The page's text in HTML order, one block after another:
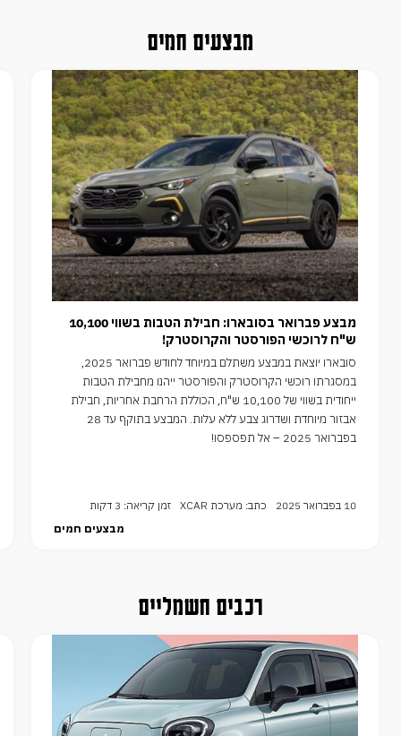
מבצעים חמים
מבצע פברואר בסובארו: חבילת הטבות בשווי 10,100
ש"ח לרוכשי הפורסטר והקרוסטרק!
סובארו יוצאת במבצע משתלם במיוחד לחודש פברואר 2025,
במסגרתו רוכשי הקרוסטרק והפורסטר ייהנו מחבילת הטבות
ייחודית בשווי של 10,100 ש"ח, הכוללת הרחבת אחריות, חבילת
אבזור מיוחדת ושדרוג צבע ללא עלות. המבצע בתוקף עד 28
בפברואר 2025 – אל תפספסו!
10 בפברואר 2025 כתב: מערכת XCAR
זמן קריאה: 3 דקות
מבצעים חמים
רכבים חשמליים